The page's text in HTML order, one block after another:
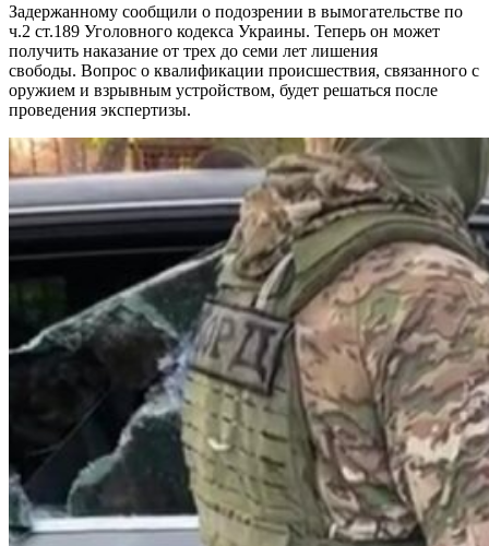
Задержанному сообщили о подозрении в вымогательстве по
ч.2 ст.189 Уголовного кодекса Украины. Теперь он может
получить наказание от трех до семи лет лишения
свободы. Вопрос о квалификации происшествия, связанного с
оружием и взрывным устройством, будет решаться после
проведения экспертизы.